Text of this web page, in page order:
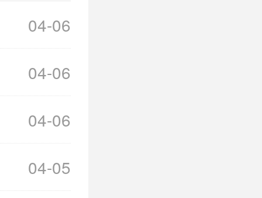
04-06
04-06
04-06
04-05